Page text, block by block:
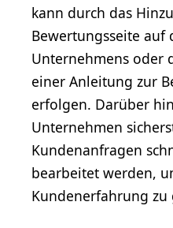
kann durch das
Bewertungsseite auf
Unternehmens oder
einer Anleitung zur
erfolgen. Darüber
Unternehmen
Kundenanfragen
bearbeitet werden,
Kundenerfahrung zu